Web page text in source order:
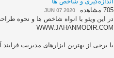
705 مشاهده
JUN 07 2020
در اين ويئو با انواه شاخص ها و نحوه
WWW.JAHANMODIR.COM
با برخی از بهترین ابزارهای مدیریت